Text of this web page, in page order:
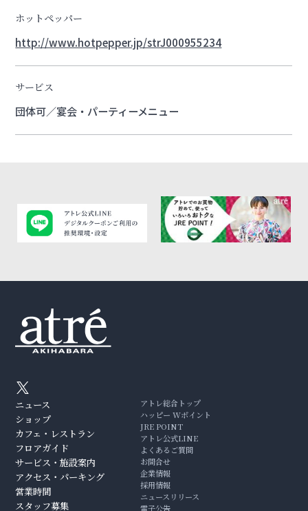
ホットペッパー
http://www.hotpepper.jp/strJ000955234
サービス
団体可／宴会・パーティーメニュー
ニュース
ショップ
カフェ・レストラン
フロアガイド
サービス・施設案内
アクセス・パーキング
営業時間
スタッフ募集
アトレ総合トップ
ハッピー Wポイント
JRE POINT
アトレ公式LINE
よくあるご質問
お問合せ
企業情報
採用情報
ニュースリリース
電子公告